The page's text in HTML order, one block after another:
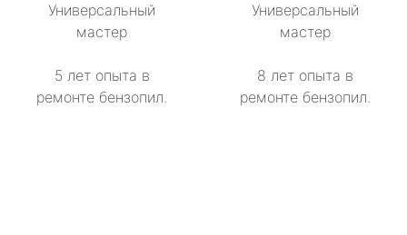
Универсальный
мастер
5 лет опыта в
ремонте бензопил.
Универсальный
мастер
8 лет опыта в
ремонте бензопил.